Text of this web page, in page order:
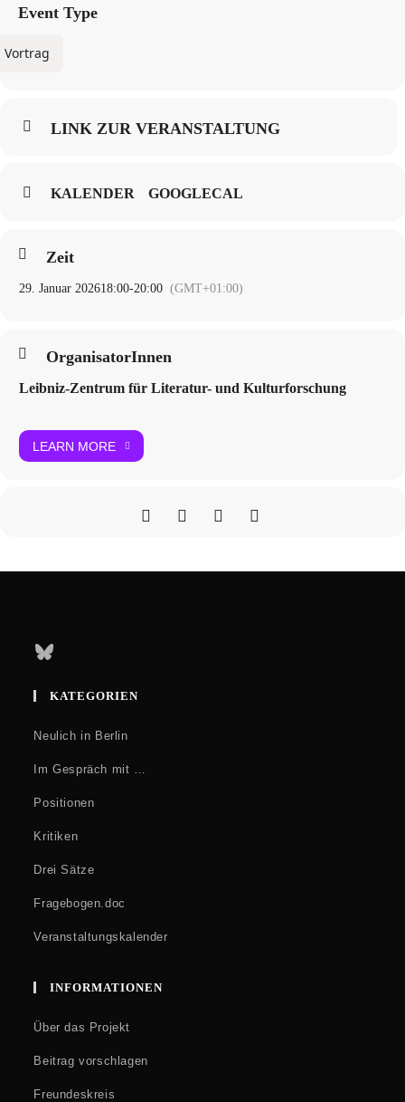
aus der Kantstraße und zur (Wieder-)Entdeckung ihres Werkes ein.
Schauspiel an der Universität der Künste Berlin.
mitgeprägt haben, haben Jahre ihres Lebens in den Berliner Stadtteilen
Stadtbibliothek Charlottenburg-Wilmersdorf einige von ihnen vor.
Event Type
Vortrag
LINK ZUR VERANSTALTUNG
KALENDER GOOGLECAL
Zeit
29. Januar 202618:00-20:00 (GMT+01:00)
OrganisatorInnen
Leibniz-Zentrum für Literatur- und Kulturforschung
LEARN MORE
Bluesky
KATEGORIEN
Neulich in Berlin
Im Gespräch mit …
Positionen
Kritiken
Drei Sätze
Fragebogen.doc
Veranstaltungskalender
INFORMATIONEN
Über das Projekt
Beitrag vorschlagen
Freundeskreis